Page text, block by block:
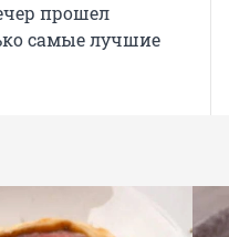
прошел
самые лучшие